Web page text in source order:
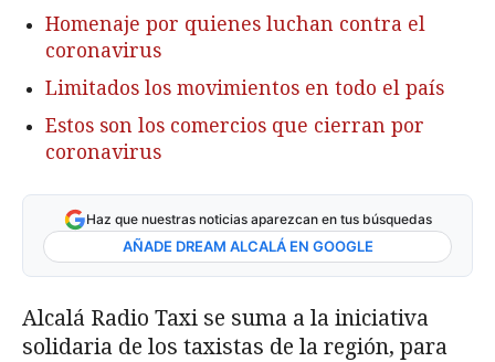
Homenaje por quienes luchan contra el
coronavirus
Limitados los movimientos en todo el país
Estos son los comercios que cierran por
coronavirus
Haz que nuestras noticias aparezcan en tus búsquedas
AÑADE DREAM ALCALÁ EN GOOGLE
Alcalá Radio Taxi se suma a la iniciativa
solidaria de los taxistas de la región, para